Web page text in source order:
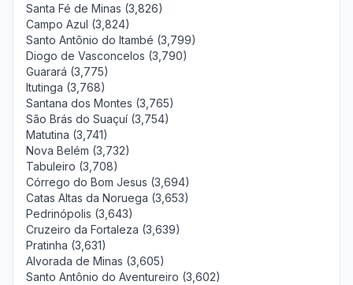
Santa Fé de Minas (3,826)
Campo Azul (3,824)
Santo Antônio do Itambé (3,799)
Diogo de Vasconcelos (3,790)
Guarará (3,775)
Itutinga (3,768)
Santana dos Montes (3,765)
São Brás do Suaçuí (3,754)
Matutina (3,741)
Nova Belém (3,732)
Tabuleiro (3,708)
Córrego do Bom Jesus (3,694)
Catas Altas da Noruega (3,653)
Pedrinópolis (3,643)
Cruzeiro da Fortaleza (3,639)
Pratinha (3,631)
Alvorada de Minas (3,605)
Santo Antônio do Aventureiro (3,602)